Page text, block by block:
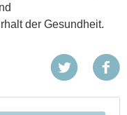
der Gesundheit.